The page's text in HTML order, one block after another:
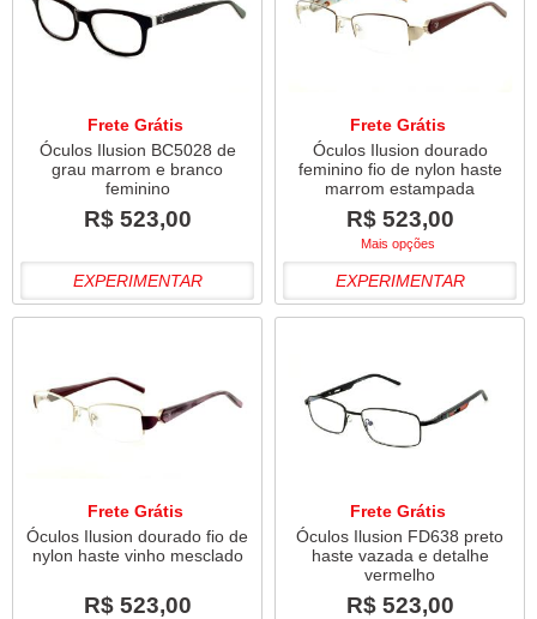
Frete Grátis
Óculos Ilusion BC5028 de
grau marrom e branco
feminino
R$ 523,00
EXPERIMENTAR
Frete Grátis
Óculos Ilusion dourado
feminino fio de nylon haste
marrom estampada
R$ 523,00
Mais opções
EXPERIMENTAR
Frete Grátis
Óculos Ilusion dourado fio de
nylon haste vinho mesclado
R$ 523,00
Frete Grátis
Óculos Ilusion FD638 preto
haste vazada e detalhe
vermelho
R$ 523,00